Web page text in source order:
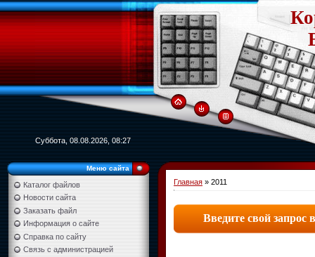
Суббота, 08.08.2026, 08:27
Меню сайта
Каталог файлов
Новости сайта
Заказать файл
Информация о сайте
Справка по сайту
Связь с администрацией
Главная » 2011